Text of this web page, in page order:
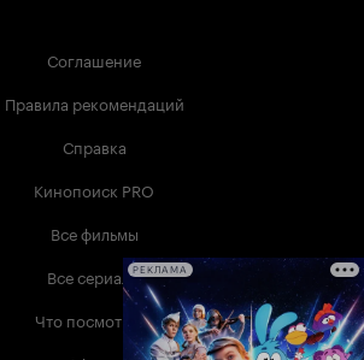
Соглашение
Правила рекомендаций
Справка
Кинопоиск PRO
Все фильмы
Все сериалы
Что посмотреть
РЕКЛАМА